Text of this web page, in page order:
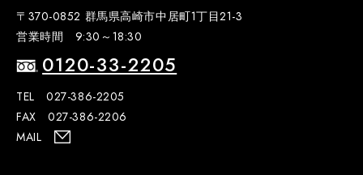
〒370-0852 群馬県高崎市中居町1丁目21-3
営業時間 9:30～18:30
0120-33-2205
TEL 027-386-2205
FAX 027-386-2206
MAIL